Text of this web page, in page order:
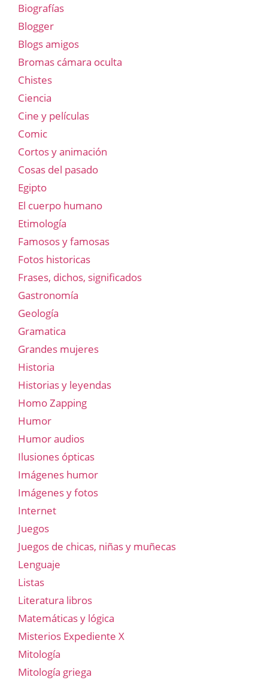
Biografías
Blogger
Blogs amigos
Bromas cámara oculta
Chistes
Ciencia
Cine y películas
Comic
Cortos y animación
Cosas del pasado
Egipto
El cuerpo humano
Etimología
Famosos y famosas
Fotos historicas
Frases, dichos, significados
Gastronomía
Geología
Gramatica
Grandes mujeres
Historia
Historias y leyendas
Homo Zapping
Humor
Humor audios
Ilusiones ópticas
Imágenes humor
Imágenes y fotos
Internet
Juegos
Juegos de chicas, niñas y muñecas
Lenguaje
Listas
Literatura libros
Matemáticas y lógica
Misterios Expediente X
Mitología
Mitología griega